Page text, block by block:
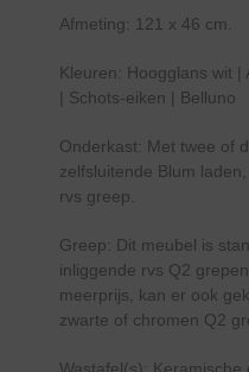
Afmeting: 121 x 46 cm.
Kleuren: Hoogglans wit
| Schots-eiken | Belluno
Onderkast: Met twee of
zelfsluitende Blum
rvs greep.
Greep: Dit meubel is
inliggende rvs Q2
meerprijs, kan er ook
zwarte of chromen Q2